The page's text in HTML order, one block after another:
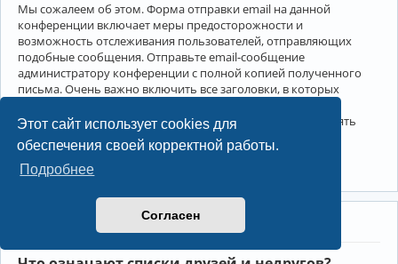
Этот сайт использует cookies для
обеспечения своей корректной работы.
Подробнее
Согласен
Мы сожалеем об этом. Форма отправки email на данной
конференции включает меры предосторожности и
возможность отслеживания пользователей, отправляющих
подобные сообщения. Отправьте email-сообщение
администратору конференции с полной копией полученного
письма. Очень важно включить все заголовки, в которых
Администратор конференции сможет в этом случае принять
меры.
Друзья и недруги